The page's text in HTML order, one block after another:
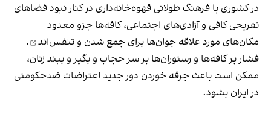
در کشوری با فرهنگ طولانی قهوه‌‌خانه‌داری در کنار نبود فضاهای
تفریحی کافی و آزادی‌های اجتماعی، کافه‌ها جزو معدود
مکان‌های مورد علاقه جوان‌ها برای جمع شدن و تنفس‌اند
.
فشار بر کافه‌ها و رستوران‌ها بر سر حجاب و بگیر و ببند زنان،
ممکن است باعث جرقه خوردن دور جدید اعتراضات ضدحکومتی
در ایران بشود.